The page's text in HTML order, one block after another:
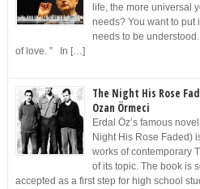
life, the more universal
needs? You want to put
needs to be
of love. ” In […]
The Night His Rose
Ozan Örmeci
Erdal Öz’s famous
Night His Rose Faded)
works of contemporary
of its topic. The book is
accepted as a first step for high school